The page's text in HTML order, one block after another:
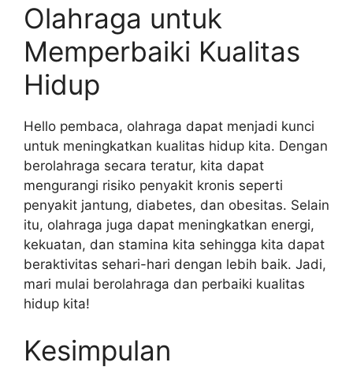
Olahraga untuk
Memperbaiki Kualitas
Hidup
Hello pembaca, olahraga dapat menjadi kunci
untuk meningkatkan kualitas hidup kita. Dengan
berolahraga secara teratur, kita dapat
mengurangi risiko penyakit kronis seperti
penyakit jantung, diabetes, dan obesitas. Selain
itu, olahraga juga dapat meningkatkan energi,
kekuatan, dan stamina kita sehingga kita dapat
beraktivitas sehari-hari dengan lebih baik. Jadi,
mari mulai berolahraga dan perbaiki kualitas
hidup kita!
Kesimpulan